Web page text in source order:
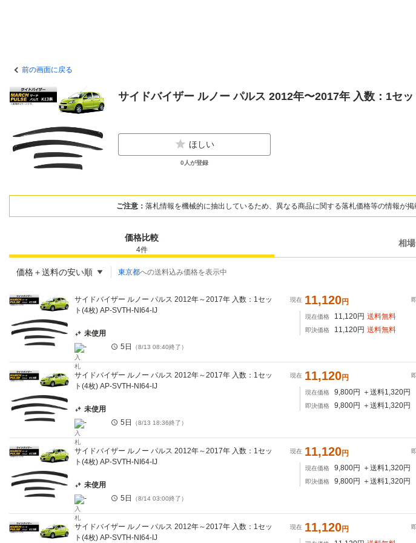
前の画面に戻る
サイドバイザー ルノー パルス 2012年〜2017年 入数：1セ
ほしい
0 人が登録
ご注意： 落札情報を機械的に抽出しているため、異なる商品に関する落札価格等の情報が
価格比較
4件
相場
価格＋送料の安い順 東京都への送料込み価格を表示中
サイドバイザー ルノー パルス 2012年～2017年 入数：1セッ
ト(4枚) AP-SVTH-NI64-IJ
現在 11,120円
現在価格 11,120円 送料無料
即決価格 11,120円 送料無料
未使用
-
5日 （8/13 08:40終了）
サイドバイザー ルノー パルス 2012年～2017年 入数：1セッ
ト(4枚) AP-SVTH-NI64-IJ
現在 11,120円
現在価格 9,800円 ＋送料1,320円
即決価格 9,800円 ＋送料1,320円
未使用
-
5日 （8/13 18:36終了）
サイドバイザー ルノー パルス 2012年～2017年 入数：1セッ
ト(4枚) AP-SVTH-NI64-IJ
現在 11,120円
現在価格 9,800円 ＋送料1,320円
即決価格 9,800円 ＋送料1,320円
未使用
-
5日 （8/14 03:00終了）
サイドバイザー ルノー パルス 2012年～2017年 入数：1セッ
ト(4枚) AP-SVTH-NI64-IJ
現在 11,120円